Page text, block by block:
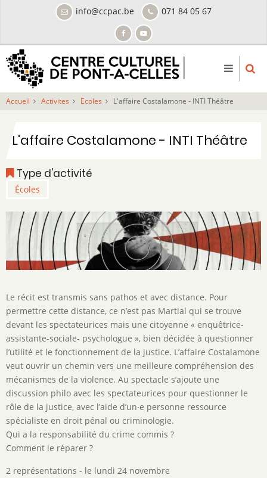
principal
info@ccpac.be 071 84 05 67
Accueil Activites Ecoles L'affaire Costalamone - INTI Théâtre
L'affaire Costalamone - INTI Théâtre
Type d'activité
Écoles
Description
de
l'activité
Le récit est transmis sans pathos et avec distance. Pour
permettre cette distance, ce n’est pas Martial qui se trouve
devant les spectateurices mais une citoyenne « enquêtrice-
assistante-sociale- psychologue », bien décidée à questionner
l’utilité et le fonctionnement de la justice. L’affaire Costalamone
veut ouvrir un chemin vers une meilleure compréhension des
mécanismes de la violence. Au spectacle s’ajoute une
discussion philo avec les spectateurices pour questionner le
rôle de la justice, avec l’aide d’un∙e personne ressource
spécialiste en droit pénal ou criminologie.
Qui a la responsabilité du crime commis ?
Comment le réparer ?
2 représentations - le lundi 24 novembre